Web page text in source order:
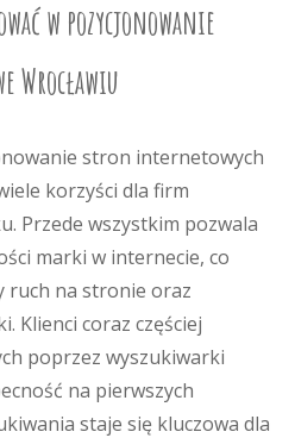
w pozycjonowanie
Wrocławiu
stron internetowych
korzyści dla firm
Przede wszystkim pozwala
marki w internecie, co
ruch na stronie oraz
Klienci coraz częściej
poprzez wyszukiwarki
na pierwszych
staje się kluczowa dla